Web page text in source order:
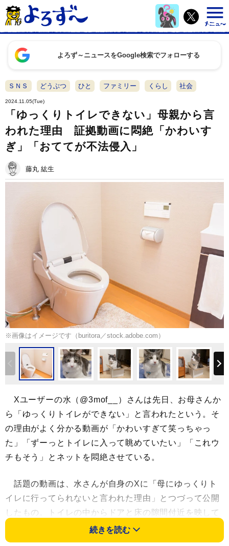
よろず～ニュースをGoogle検索でフォローする
ＳＮＳ どうぶつ ひと ファミリー くらし 社会
2024.11.05(Tue)
「ゆっくりトイレできない」母親から言
われた理由 証拠動画に悶絶「かわいす
ぎ」「おててが不法侵入」
藤丸 紘生
※画像はイメージです（buritora／stock.adobe.com）
Xユーザーの水（@3mof__）さんは先日、お母さんか
ら「ゆっくりトイレができない」と言われたという。そ
の理由がよく分かる動画が「かわいすぎて笑っちゃっ
た」「ずーっとトイレに入って眺めていたい」「これウ
チもそう」とネットを悶絶させている。
話題の動画は、水さんが自身のXに「母にゆっくりト
イレに行ってられないと言われた理由」とつづって公開
したもの。トイレの中からドアと床の隙間付近を映して
いる。しばらくすると、隙間から何者かの手がひょこっ
ひょこっ。すぐ引っ込んだかと思えば、またすぐにひょ
続きを読む